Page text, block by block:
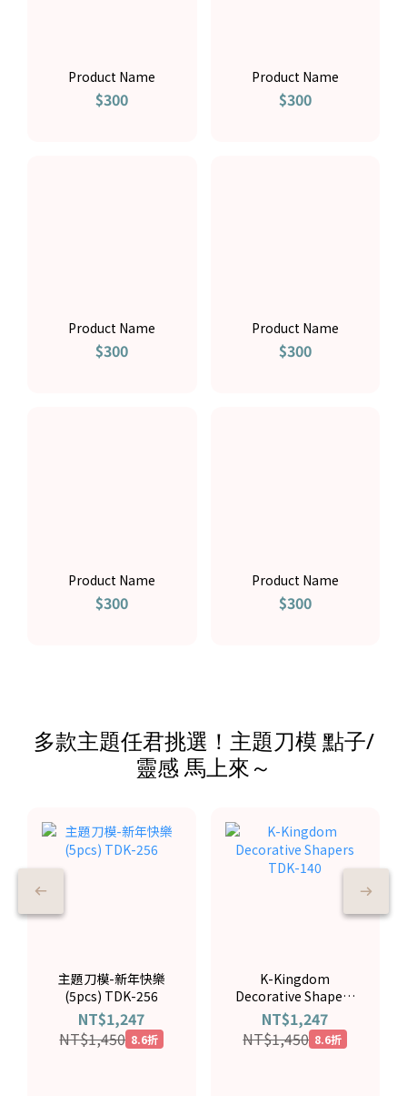
Product Name
$300
Product Name
$300
Product Name
$300
Product Name
$300
Product Name
$300
Product Name
$300
多款主題任君挑選！主題刀模 點子/
靈感 馬上來～
主題刀模-新年快樂
(5pcs) TDK-256
NT$1,247
NT$1,450 8.6折
K-Kingdom
Decorative Shapers
TDK-140
NT$1,247
NT$1,450 8.6折